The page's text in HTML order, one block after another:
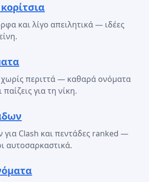
και λίγο απειλητικά — ιδέες
περιττά — καθαρά ονόματα
για τη νίκη.
Clash και πεντάδες ranked —
αυτοσαρκαστικά.